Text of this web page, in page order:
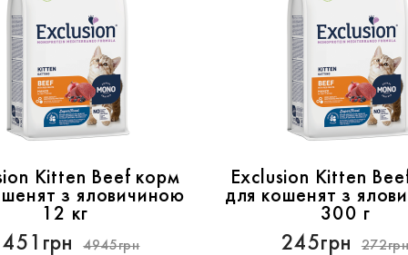
Kitten Beef корм
з яловичиною
12 кг
4945грн
Exclusion Kitten
для кошенят з
300 г
245грн